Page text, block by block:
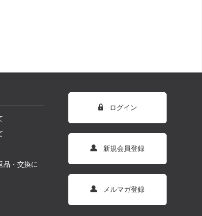
品・交換に
ログイン
新規会員登録
メルマガ登録